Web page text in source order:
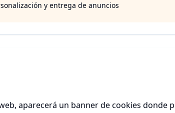
y entrega de anuncios
aparecerá un banner de cookies donde